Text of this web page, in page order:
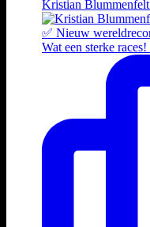
Kristian
Wat een sterke